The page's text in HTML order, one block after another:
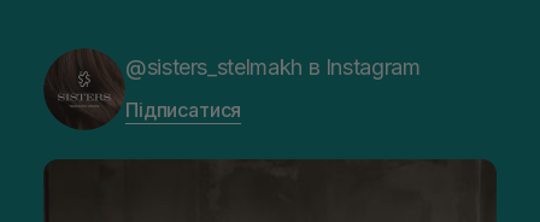
@sisters_stelmakh в Instagram
Підписатися